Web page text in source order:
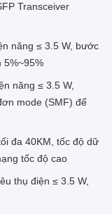
Transceiver
năng ≤ 3.5 W, bước
5%~95%
năng ≤ 3.5 W,
mode (SMF) để
đa 40KM, tốc độ dữ
tốc độ cao
thụ điện ≤ 3.5 W,